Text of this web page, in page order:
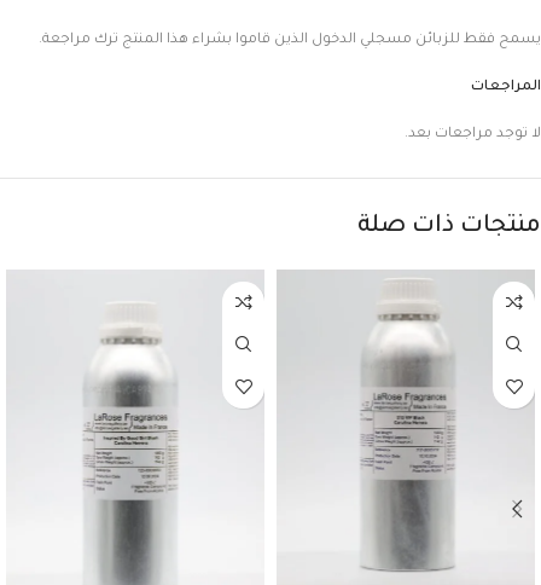
المراجعات
لا توجد مراجعات بعد.
يسمح فقط للزبائن مسجلي الدخول الذين قاموا بشراء هذا المنتج ترك مراجعة.
منتجات ذات صلة